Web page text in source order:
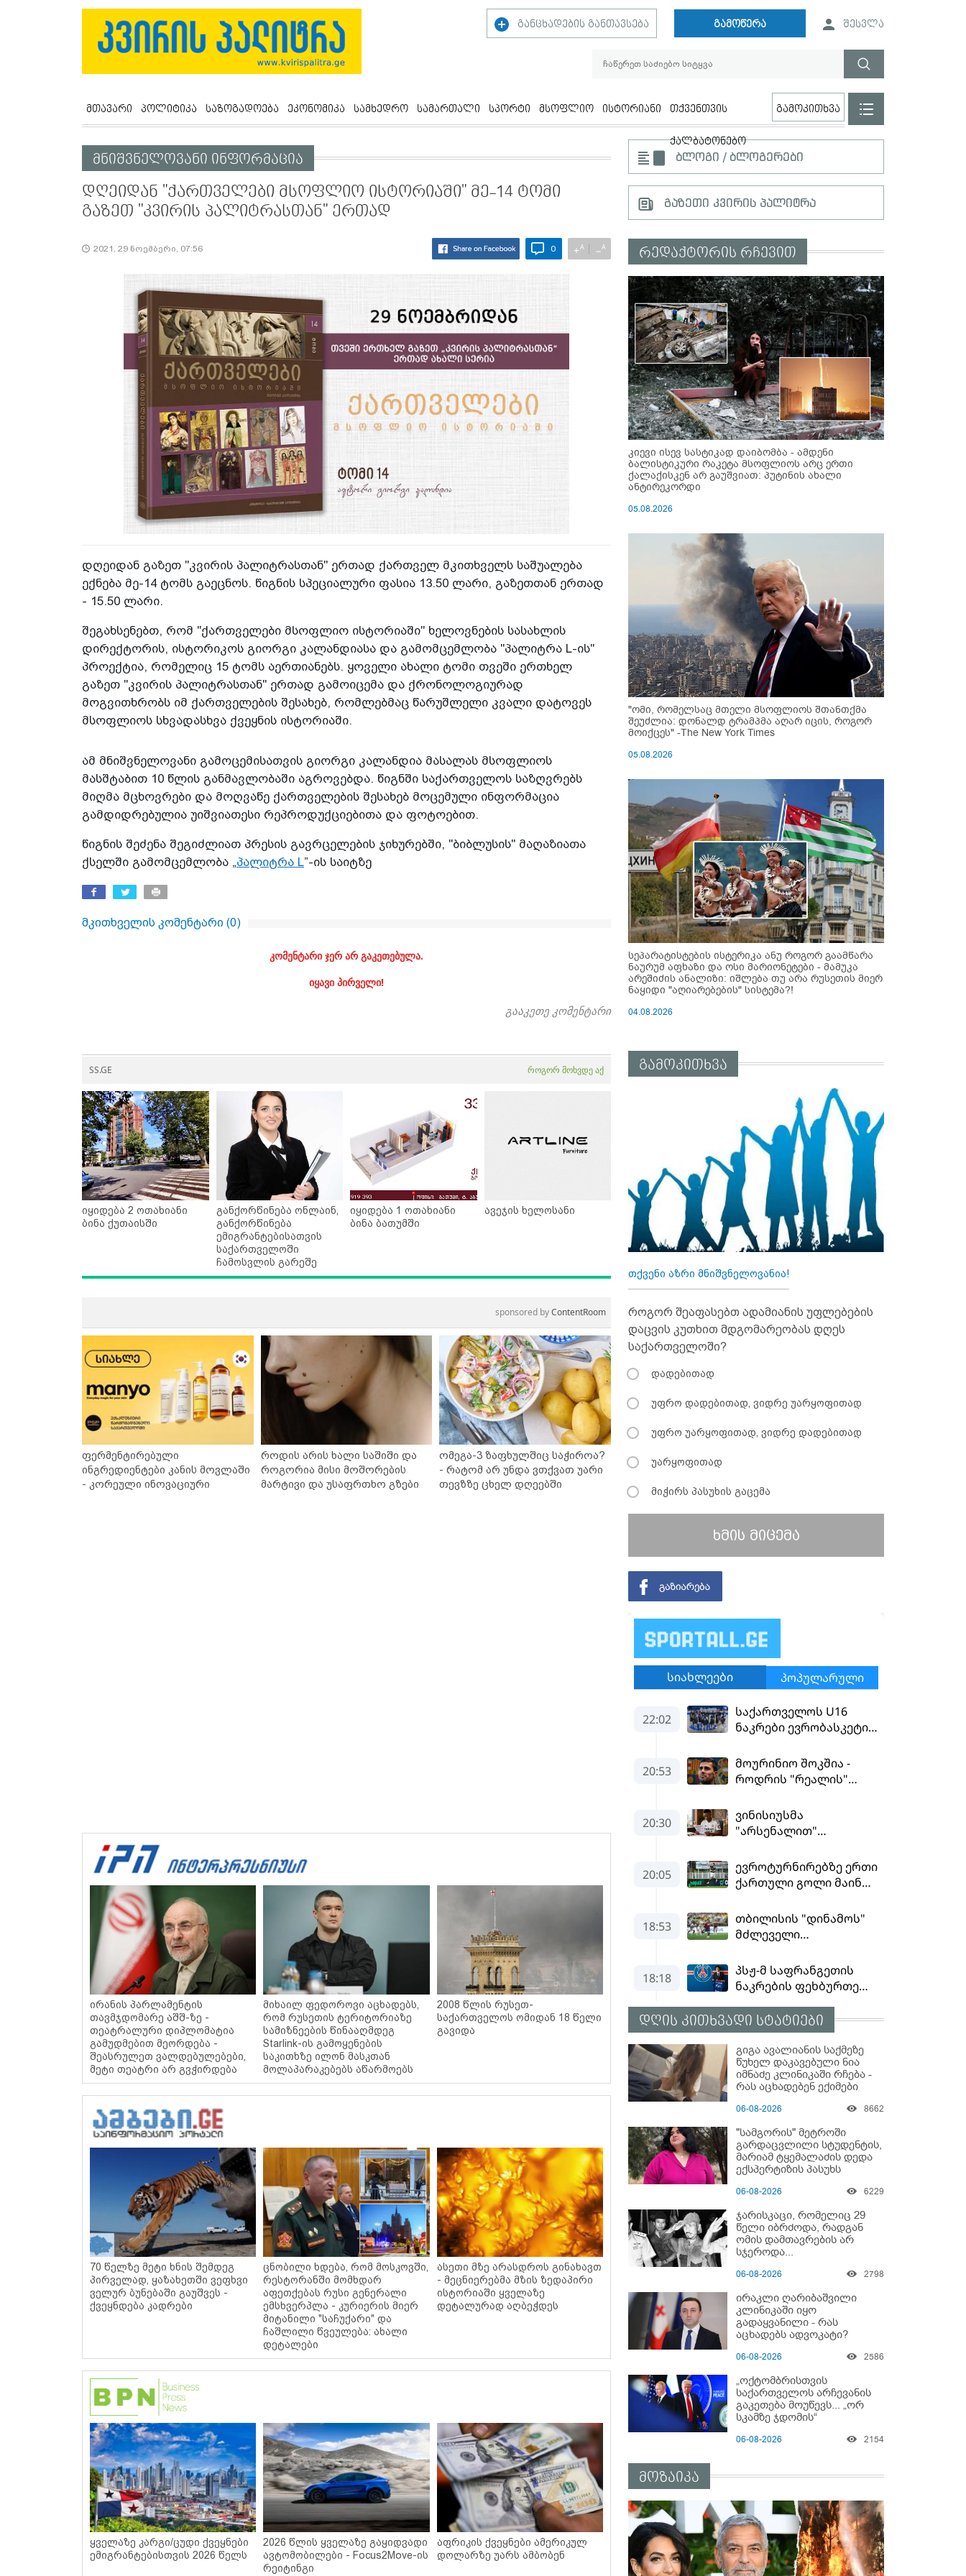
განცხადების განთავსება გამოწერა შესვლა
მთავარი პოლიტიკა საზოგადოება ეკონომიკა სამხედრო სამართალი სპორტი მსოფლიო ისტორიანი თქვენთვის
ქალბატონებო
გამოკითხვა
მნიშვნელოვანი ინფორმაცია
დღეიდან "ქართველები მსოფლიო ისტორიაში" მე-14 ტომი
გაზეთ "კვირის პალიტრასთან" ერთად
2021, 29 ნოემბერი, 07:56 0 +A −A
დღეიდან გაზეთ "კვირის პალიტრასთან" ერთად ქართველ მკითხველს საშუალება
ექნება მე-14 ტომს გაეცნოს. წიგნის სპეციალური ფასია 13.50 ლარი, გაზეთთან ერთად
- 15.50 ლარი.
შეგახსენებთ, რომ "ქართველები მსოფლიო ისტორიაში" ხელოვნების სასახლის
დირექტორის, ისტორიკოს გიორგი კალანდიასა და გამომცემლობა "პალიტრა L-ის"
პროექტია, რომელიც 15 ტომს აერთიანებს. ყოველი ახალი ტომი თვეში ერთხელ
გაზეთ "კვირის პალიტრასთან" ერთად გამოიცემა და ქრონოლოგიურად
მოგვითხრობს იმ ქართველების შესახებ, რომლებმაც წარუშლელი კვალი დატოვეს
მსოფლიოს სხვადასხვა ქვეყნის ისტორიაში.
ამ მნიშვნელოვანი გამოცემისათვის გიორგი კალანდია მასალას მსოფლიოს
მასშტაბით 10 წლის განმავლობაში აგროვებდა. წიგნში საქართველოს საზღვრებს
მიღმა მცხოვრები და მოღვაწე ქართველების შესახებ მოცემული ინფორმაცია
გამდიდრებულია უიშვიათესი რეპროდუქციებითა და ფოტოებით.
წიგნის შეძენა შეგიძლიათ პრესის გავრცელების ჯიხურებში, "ბიბლუსის" მაღაზიათა
ქსელში გამომცემლობა „პალიტრა L”-ის საიტზე
მკითხველის კომენტარი (0)
კომენტარი ჯერ არ გაკეთებულა.
იყავი პირველი!
გააკეთე კომენტარი
SS.GE როგორ მოხვდე აქ
იყიდება 2 ოთახიანი
ბინა ქუთაისში
განქორწინება ონლაინ,
განქორწინება
ემიგრანტებისათვის
საქართველოში
ჩამოსვლის გარეშე
იყიდება 1 ოთახიანი
ბინა ბათუმში
ავეჯის ხელოსანი
sponsored byContentRoom
ფერმენტირებული
ინგრედიენტები კანის მოვლაში
- კორეული ინოვაციური
როდის არის ხალი საშიში და
როგორია მისი მოშორების
მარტივი და უსაფრთხო გზები
ომეგა-3 ზაფხულშიც საჭიროა?
- რატომ არ უნდა ვთქვათ უარი
თევზზე ცხელ დღეებში
ირანის პარლამენტის
თავმჯდომარე აშშ-ზე -
თეატრალური დიპლომატია
გამუდმებით მეორდება -
შეასრულეთ ვალდებულებები,
მეტი თეატრი არ გვჭირდება
მიხაილ ფედოროვი აცხადებს,
რომ რუსეთის ტერიტორიაზე
სამიზნეების წინააღმდეგ
Starlink-ის გამოყენების
საკითხზე ილონ მასკთან
მოლაპარაკებებს აწარმოებს
2008 წლის რუსეთ-
საქართველოს ომიდან 18 წელი
გავიდა
70 წელზე მეტი ხნის შემდეგ
პირველად, ყაზახეთში ვეფხვი
ველურ ბუნებაში გაუშვეს -
ქვეყნდება კადრები
ცნობილი ხდება, რომ მოსკოვში,
რესტორანში მომხდარ
აფეთქებას რუსი გენერალი
ემსხვერპლა - კურიერის მიერ
მიტანილი "საჩუქარი" და
ჩაშლილი წვეულება: ახალი
დეტალები
ასეთი მზე არასდროს გინახავთ
- მეცნიერებმა მზის ზედაპირი
ისტორიაში ყველაზე
დეტალურად აღბეჭდეს
ყველაზე კარგი/ცუდი ქვეყნები
ემიგრანტებისთვის 2026 წელს
2026 წლის ყველაზე გაყიდვადი
ავტომობილები - Focus2Move-ის
რეიტინგი
აფრიკის ქვეყნები ამერიკულ
დოლარზე უარს ამბობენ
ბლოგი / ბლოგერები
გაზეთი კვირის პალიტრა
რედაქტორის რჩევით
კიევი ისევ სასტიკად დაიბომბა - ამდენი
ბალისტიკური რაკეტა მსოფლიოს არც ერთი
ქალაქისკენ არ გაუშვიათ: პუტინის ახალი
ანტირეკორდი
05.08.2026
"ომი, რომელსაც მთელი მსოფლიოს შთანთქმა
შეუძლია: დონალდ ტრამპმა აღარ იცის, როგორ
მოიქცეს" -The New York Times
05.08.2026
სეპარატისტების ისტერიკა ანუ როგორ გაამწარა
ნაურუმ აფხაზი და ოსი მარიონეტები - მამუკა
არეშიძის ანალიზი: იშლება თუ არა რუსეთის მიერ
ნაყიდი "აღიარებების" სისტემა?!
04.08.2026
გამოკითხვა
თქვენი აზრი მნიშვნელოვანია!
როგორ შეაფასებთ ადამიანის უფლებების
დაცვის კუთხით მდგომარეობას დღეს
საქართველოში?
დადებითად
უფრო დადებითად, ვიდრე უარყოფითად
უფრო უარყოფითად, ვიდრე დადებითად
უარყოფითად
მიჭირს პასუხის გაცემა
ხმის მიცემა
დღის კითხვადი სტატიები
გიგა ავალიანის საქმეზე
წუხელ დაკავებული ნია
იმნაძე კლინიკაში რჩება -
რას აცხადებენ ექიმები
06-08-2026 8662
"სამგორის" მეტროში
გარდაცვლილი სტუდენტის,
მარიამ ტყემალაძის დედა
ექსპერტიზის პასუხს
გოგონას გარდაცვალების
06-08-2026 6229
ჯარისკაცი, რომელიც 29
წელი იბრძოდა, რადგან
ომის დამთავრების არ
სჯეროდა...
06-08-2026 2798
ირაკლი ღარიბაშვილი
კლინიკაში იყო
გადაყვანილი - რას
აცხადებს ადვოკატი?
06-08-2026 2586
„ოქტომბრისთვის
საქართველოს არჩევანის
გაკეთება მოუწევს... „ორ
სკამზე ჯდომის“
დასრულდეს“ - მირიან
06-08-2026 2154
მოზაიკა